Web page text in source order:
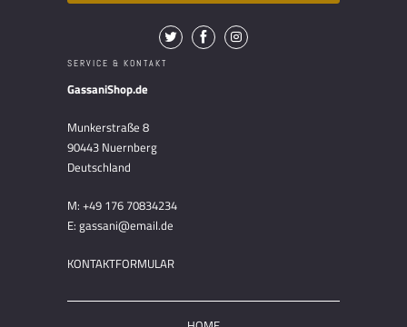
SERVICE & KONTAKT
GassaniShop.de
Munkerstraße 8
90443 Nuernberg
Deutschland
M: +49 176 70834234
E: gassani@email.de
KONTAKTFORMULAR